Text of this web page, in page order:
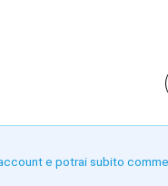
e potrai subito